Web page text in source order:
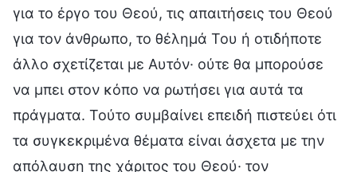
για το έργο του Θεού, τις απαιτήσεις του Θεού
για τον άνθρωπο, το θέλημά Του ή οτιδήποτε
άλλο σχετίζεται με Αυτόν· ούτε θα μπορούσε
να μπει στον κόπο να ρωτήσει για αυτά τα
πράγματα. Τούτο συμβαίνει επειδή πιστεύει ότι
τα συγκεκριμένα θέματα είναι άσχετα με την
απόλαυση της χάριτος του Θεού· τον